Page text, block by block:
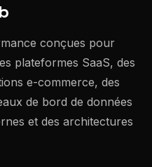
conçues pour
plateformes SaaS, des
e-commerce, des
de bord de données
et des architectures